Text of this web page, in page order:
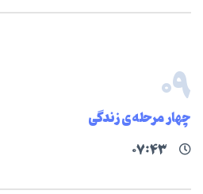
۰۹
چهار مرحله‌ی زندگی
۰۷:۴۳